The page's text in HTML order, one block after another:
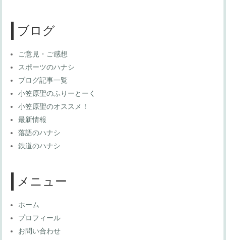
ブログ
ご意見・ご感想
スポーツのハナシ
ブログ記事一覧
小笠原聖のふりーとーく
小笠原聖のオススメ！
最新情報
落語のハナシ
鉄道のハナシ
メニュー
ホーム
プロフィール
お問い合わせ